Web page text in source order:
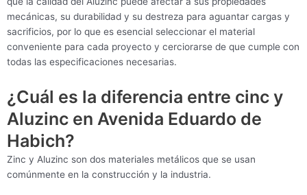
mecánicas, su durabilidad y su destreza para aguantar cargas y
sacrificios, por lo que es esencial seleccionar el material
conveniente para cada proyecto y cerciorarse de que cumple con
todas las especificaciones necesarias.
¿Cuál es la diferencia entre cinc y
Aluzinc en Avenida Eduardo de
Habich?
Zinc y Aluzinc son dos materiales metálicos que se usan
comúnmente en la construcción y la industria.